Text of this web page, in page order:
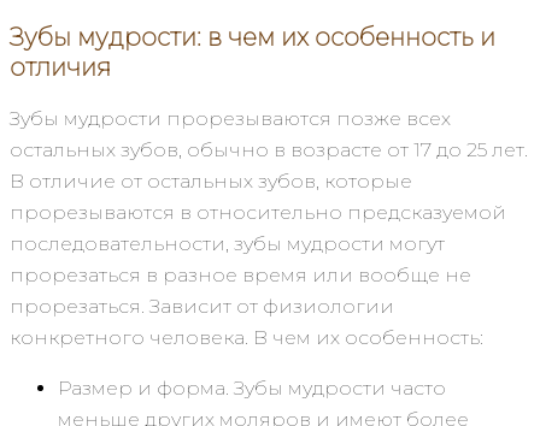
Зубы мудрости: в чем их особенность и
отличия
Зубы мудрости прорезываются позже всех
остальных зубов, обычно в возрасте от 17 до 25 лет.
В отличие от остальных зубов, которые
прорезываются в относительно предсказуемой
последовательности, зубы мудрости могут
прорезаться в разное время или вообще не
прорезаться. Зависит от физиологии
конкретного человека. В чем их особенность:
Размер и форма. Зубы мудрости часто
меньше других моляров и имеют более